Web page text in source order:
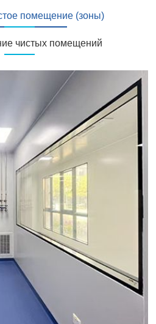
помещение (зоны)
чистых помещений